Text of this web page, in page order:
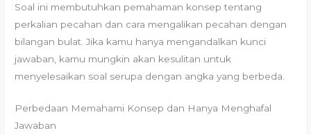
Soal ini membutuhkan pemahaman konsep tentang
perkalian pecahan dan cara mengalikan pecahan dengan
bilangan bulat. Jika kamu hanya mengandalkan kunci
jawaban, kamu mungkin akan kesulitan untuk
menyelesaikan soal serupa dengan angka yang berbeda.
Perbedaan Memahami Konsep dan Hanya Menghafal
Jawaban